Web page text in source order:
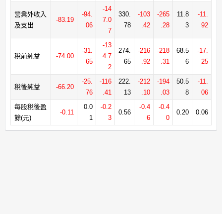
營業外收入
及支出
-83.19
-94.
06
-14
7.0
7
330.
78
-103
.42
-265
.28
11.8
3
-11.
92
稅前純益 -74.00
-31.
65
-13
4.7
2
274.
65
-216
.92
-218
.31
68.5
6
-17.
25
稅後純益 -66.20
-25.
76
-116
.41
222.
13
-212
.10
-194
.03
50.5
8
-11.
06
每股稅後盈
餘(元)
-0.11
0.0
1
-0.2
3
0.56
-0.4
6
-0.4
0
0.20 0.06